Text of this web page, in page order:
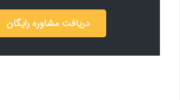
دریافت مشاوره رایگان